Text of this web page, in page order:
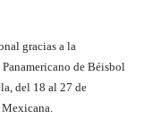
gracias a la
de Béisbol
del 18 al 27 de